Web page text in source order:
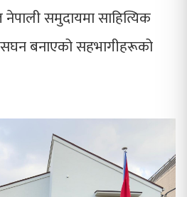
नेपाली समुदायमा साहित्यिक
बनाएको सहभागीहरूको